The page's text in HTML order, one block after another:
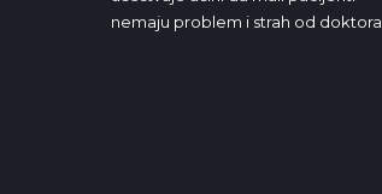
nemaju problem i strah od doktora.